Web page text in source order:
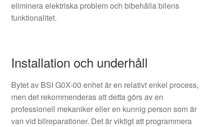
eliminera elektriska problem och bibehålla bilens
funktionalitet.
Installation och underhåll
Bytet av BSI G0X-00 enhet är en relativt enkel process,
men det rekommenderas att detta görs av en
professionell mekaniker eller en kunnig person som är
van vid bilreparationer. Det är viktigt att programmera